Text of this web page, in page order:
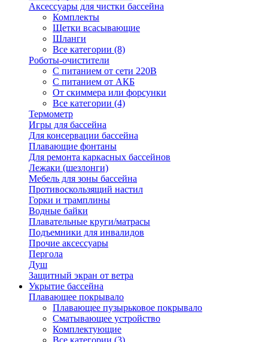
Аксессуары для чистки бассейна
Комплекты
Щетки всасывающие
Шланги
Все категории (8)
Роботы-очистители
С питанием от сети 220В
С питанием от АКБ
От скиммера или форсунки
Все категории (4)
Термометр
Игры для бассейна
Для консервации бассейна
Плавающие фонтаны
Для ремонта каркасных бассейнов
Лежаки (шезлонги)
Мебель для зоны бассейна
Противоскользящий настил
Горки и трамплины
Водные байки
Плавательные круги/матрасы
Подъемники для инвалидов
Прочие аксессуары
Пергола
Душ
Защитный экран от ветра
Укрытие бассейна
Плавающее покрывало
Плавающее пузырьковое покрывало
Сматывающее устройство
Комплектующие
Все категории (3)